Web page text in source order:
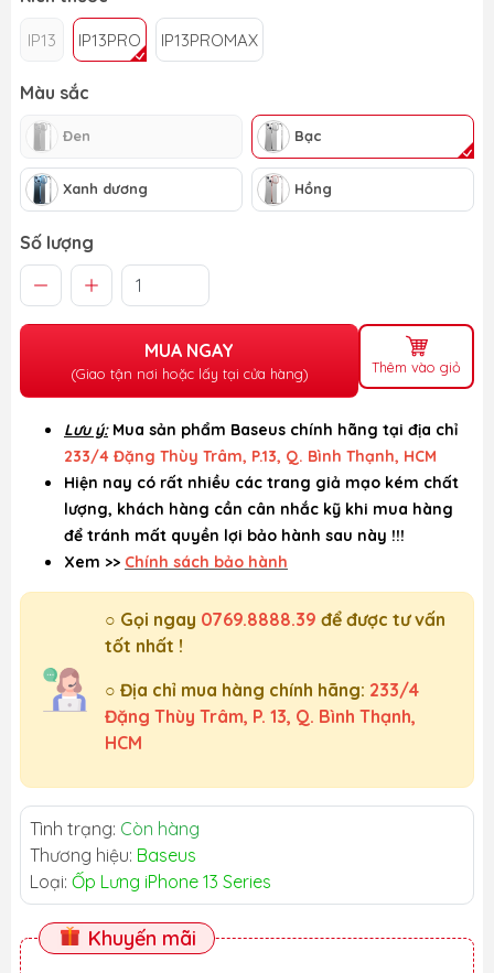
IP13 IP13PRO IP13PROMAX
Màu sắc
Đen Bạc
Xanh dương Hồng
Số lượng
MUA NGAY
(Giao tận nơi hoặc lấy tại cửa hàng) Thêm vào giỏ
Lưu ý: Mua sản phẩm Baseus chính hãng tại địa chỉ
233/4 Đặng Thùy Trâm, P.13, Q. Bình Thạnh, HCM
Hiện nay có rất nhiều các trang giả mạo kém chất
lượng, khách hàng cần cân nhắc kỹ khi mua hàng
để tránh mất quyền lợi bảo hành sau này !!!
Xem >> Chính sách bảo hành
○ Gọi ngay 0769.8888.39 để được tư vấn
tốt nhất !
○ Địa chỉ mua hàng chính hãng: 233/4
Đặng Thùy Trâm, P. 13, Q. Bình Thạnh,
HCM
Tình trạng: Còn hàng
Thương hiệu: Baseus
Loại: Ốp Lưng iPhone 13 Series
Khuyến mãi